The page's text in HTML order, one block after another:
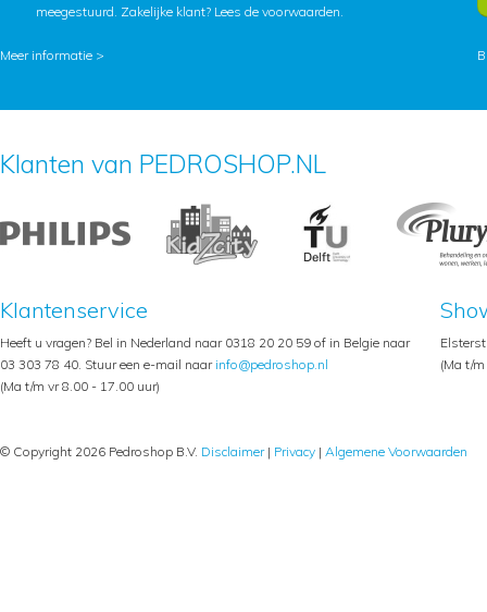
meegestuurd. Zakelijke klant? Lees de voorwaarden.
Meer informatie >
Klanten van PEDROSHOP.NL
Klantenservice
Heeft u vragen? Bel in Nederland naar 0318 20 20 59 of in Belgie naar
03 303 78 40. Stuur een e-mail naar info@pedroshop.nl
(Ma t/m vr 8.00 - 17.00 uur)
(Ma t/
© Copyright 2026 Pedroshop B.V. Disclaimer| Privacy | Algemene Voorwaarden